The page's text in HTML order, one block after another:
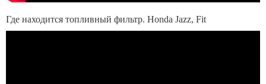
Где находится топливный фильтр. Honda Jazz, Fit